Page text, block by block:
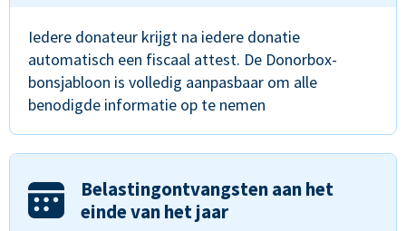
Iedere donateur krijgt na iedere donatie
automatisch een fiscaal attest. De Donorbox-
bonsjabloon is volledig aanpasbaar om alle
benodigde informatie op te nemen
Belastingontvangsten aan het
einde van het jaar